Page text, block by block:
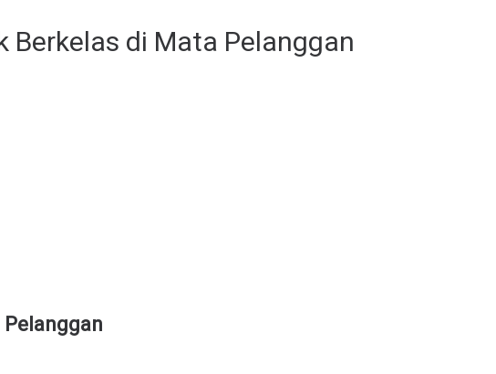
Berkelas di Mata Pelanggan